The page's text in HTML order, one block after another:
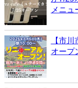
メニュ
【市
オープ